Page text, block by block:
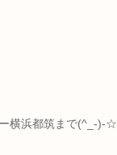
横浜都筑まで(^_-)-☆